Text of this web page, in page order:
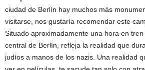
ciudad de Berlín hay muchos más
visitarse, nos gustaría recomendar este
Situado aproximadamente una hora en
central de Berlín, refleja la realidad que
judíos a manos de los nazis. Una realidad